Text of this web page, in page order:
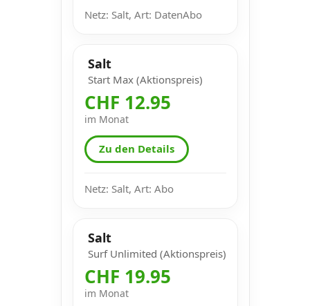
Netz: Salt, Art: DatenAbo
Salt
Start Max (Aktionspreis)
CHF 12.95
im Monat
Zu den Details
Netz: Salt, Art: Abo
Salt
Surf Unlimited (Aktionspreis)
CHF 19.95
im Monat